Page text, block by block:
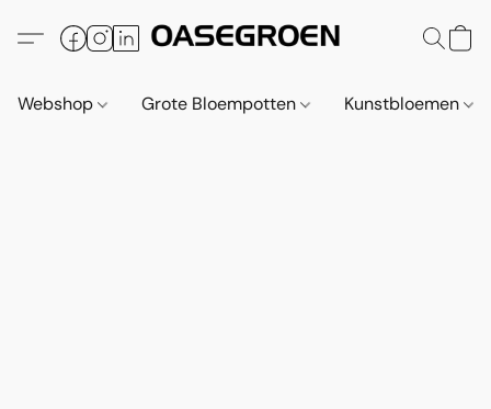
Webshop Grote Bloempotten Kunstbloemen